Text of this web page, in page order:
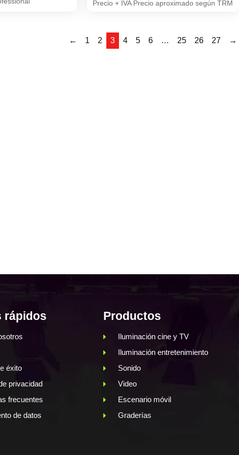
Precio + IVA Precio aproximado según TRM
← 1 2 3 4 5 6 … 25 26 27 →
rápidos
éxito
privacidad
frecuentes
de datos
Productos
Iluminación cine y TV
Iluminación entretenimiento
Sonido
Video
Escenario móvil
Graderías